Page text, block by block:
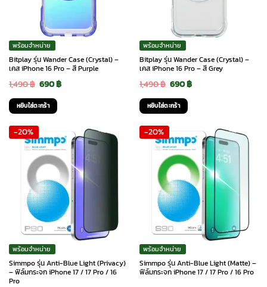
พร้อมจำหน่าย
Bitplay รุ่น Wander Case (Crystal) –
เคส iPhone 16 Pro – สี Purple
1,490฿ Original
price
was:
1,490 ฿.
690฿Current
690 ฿.
หยิบใส่ตะกร้า
พร้อมจำหน่าย
Bitplay รุ่น Wander Case (Crystal) –
เคส iPhone 16 Pro – สี Grey
1,490฿ Original
price
was:
1,490 ฿.
690฿Current
690 ฿.
หยิบใส่ตะกร้า
-20%
พร้อมจำหน่าย
Simmpo รุ่น Anti-Blue Light (Privacy)
– ฟิล์มกระจก iPhone 17 / 17 Pro / 16
Pro
-20%
พร้อมจำหน่าย
Simmpo รุ่น Anti-Blue Light (Matte) –
ฟิล์มกระจก iPhone 17 / 17 Pro / 16 Pro